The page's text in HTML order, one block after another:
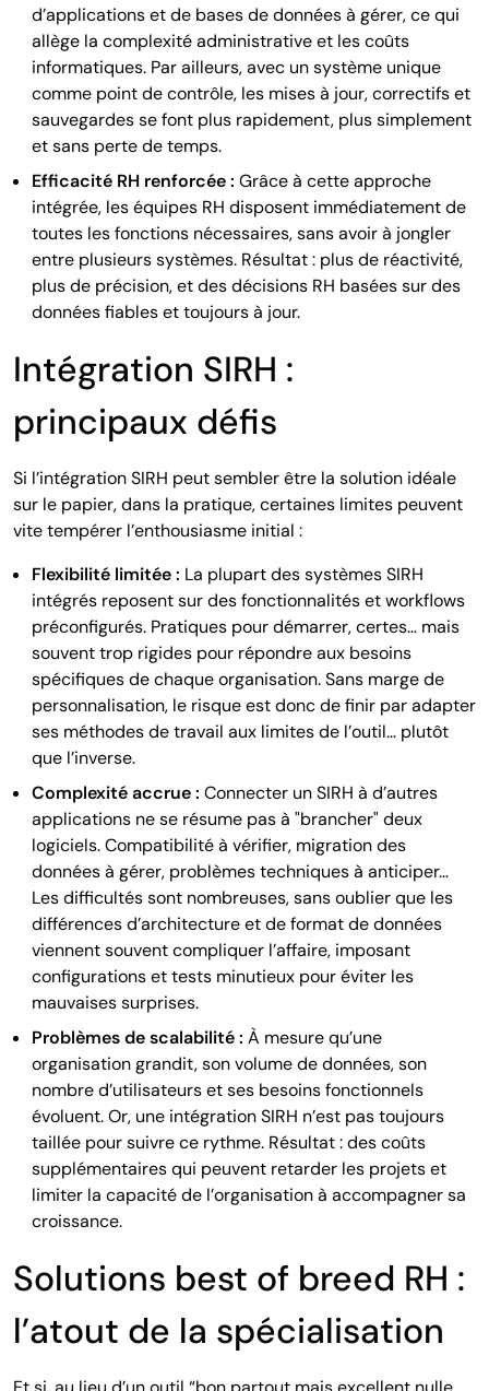
d’applications et de bases de données à gérer, ce qui
allège la complexité administrative et les coûts
informatiques. Par ailleurs, avec un système unique
comme point de contrôle, les mises à jour, correctifs et
sauvegardes se font plus rapidement, plus simplement
et sans perte de temps.
Efficacité RH renforcée : Grâce à cette approche
intégrée, les équipes RH disposent immédiatement de
toutes les fonctions nécessaires, sans avoir à jongler
entre plusieurs systèmes. Résultat : plus de réactivité,
plus de précision, et des décisions RH basées sur des
données fiables et toujours à jour.
Intégration SIRH :
principaux défis
Si l’intégration SIRH peut sembler être la solution idéale
sur le papier, dans la pratique, certaines limites peuvent
vite tempérer l’enthousiasme initial :
Flexibilité limitée : La plupart des systèmes SIRH
intégrés reposent sur des fonctionnalités et workflows
préconfigurés. Pratiques pour démarrer, certes… mais
souvent trop rigides pour répondre aux besoins
spécifiques de chaque organisation. Sans marge de
personnalisation, le risque est donc de finir par adapter
ses méthodes de travail aux limites de l’outil… plutôt
que l’inverse.
Complexité accrue : Connecter un SIRH à d’autres
applications ne se résume pas à "brancher" deux
logiciels. Compatibilité à vérifier, migration des
données à gérer, problèmes techniques à anticiper…
Les difficultés sont nombreuses, sans oublier que les
différences d’architecture et de format de données
viennent souvent compliquer l’affaire, imposant
configurations et tests minutieux pour éviter les
mauvaises surprises.
Problèmes de scalabilité : À mesure qu’une
organisation grandit, son volume de données, son
nombre d’utilisateurs et ses besoins fonctionnels
évoluent. Or, une intégration SIRH n’est pas toujours
taillée pour suivre ce rythme. Résultat : des coûts
supplémentaires qui peuvent retarder les projets et
limiter la capacité de l’organisation à accompagner sa
croissance.
Solutions best of breed RH :
l’atout de la spécialisation